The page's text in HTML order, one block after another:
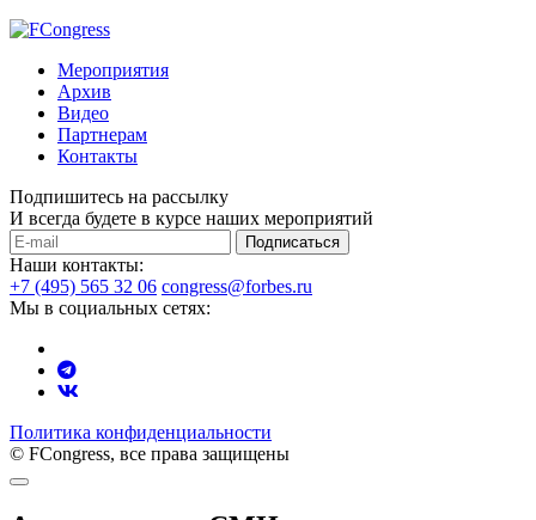
Мероприятия
Архив
Видео
Партнерам
Контакты
Подпишитесь на рассылку
И всегда будете в курсе наших мероприятий
Подписаться
Наши контакты:
+7 (495) 565 32 06 congress@forbes.ru
Мы в социальных сетях:
Политика конфиденциальности
© FCongress, все права защищены